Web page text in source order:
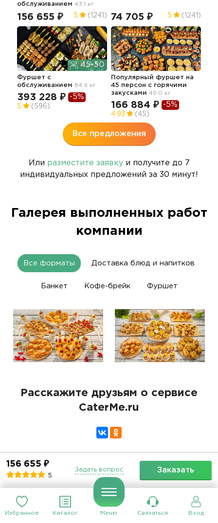
Избранное Каталог Меню Связаться Вход
156 655 ₽
5
Заказать
Задать вопрос
обслуживанием 43.1 кг
156 655 ₽ 5 (1241) 74 705 ₽ 5 (1241)
45-50
Фуршет с
обслуживанием 84.9 кг
393 228 ₽ -5%
5 (596)
Популярный фуршет на
45 персон с горячими
закусками 49.0 кг
166 884 ₽ -5%
4.93 (45)
Все предложения
Или разместите заявкуи получите до 7
индивидуальных предложений за 30 минут!
Галерея выполненных работ
компании
Все форматы Доставка блюд и напитков
Банкет Кофе-брейк Фуршет
Расскажите друзьям о сервисе
CaterMe.ru
Подпишитесь на нашу рассылку
Ежемесячная рассылка с самыми интересными
материалами и предложениями